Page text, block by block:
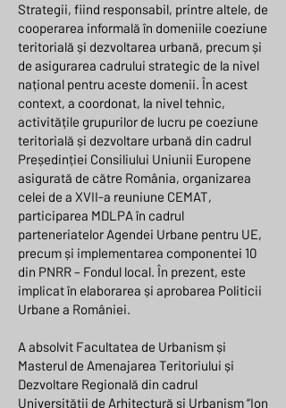
Strategii, fiind responsabil, printre altele, de
cooperarea informală în domeniile coeziune
teritorială și dezvoltarea urbană, precum și
de asigurarea cadrului strategic de la nivel
național pentru aceste domenii. În acest
context, a coordonat, la nivel tehnic,
activitățile grupurilor de lucru pe coeziune
teritorială și dezvoltare urbană din cadrul
Președinției Consiliului Uniunii Europene
asigurată de către România, organizarea
celei de a XVII-a reuniune CEMAT,
participarea MDLPA în cadrul
parteneriatelor Agendei Urbane pentru UE,
precum și implementarea componentei 10
din PNRR – Fondul local. În prezent, este
implicat în elaborarea și aprobarea Politicii
Urbane a României.
A absolvit Facultatea de Urbanism și
Masterul de Amenajarea Teritoriului și
Dezvoltare Regională din cadrul
Universității de Arhitectură și Urbanism “Ion